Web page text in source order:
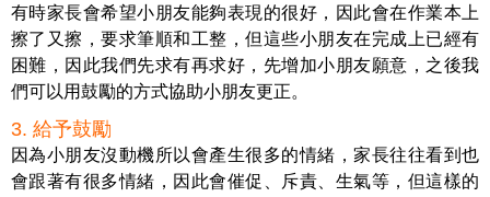
有時家長會希望小朋友能夠表現的很好，因此會在作業本上
擦了又擦，要求筆順和工整，但這些小朋友在完成上已經有
困難，因此我們先求有再求好，先增加小朋友願意，之後我
們可以用鼓勵的方式協助小朋友更正。
3. 給予鼓勵
因為小朋友沒動機所以會產生很多的情緒，家長往往看到也
會跟著有很多情緒，因此會催促、斥責、生氣等，但這樣的